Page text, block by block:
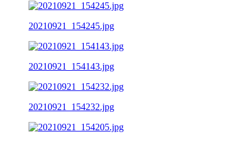
20210921_154245.jpg
20210921_154143.jpg
20210921_154232.jpg